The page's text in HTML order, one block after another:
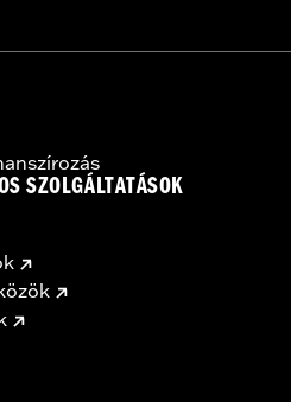
SZOLGÁLTATÁSOK